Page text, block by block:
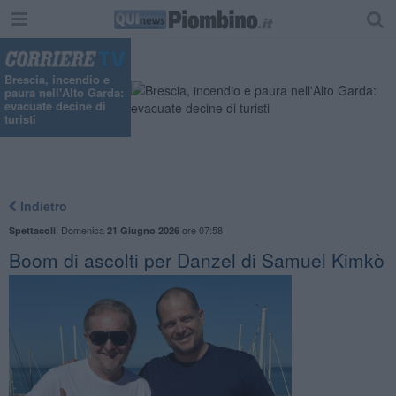
Brescia, incendio e
paura nell'Alto Garda:
evacuate decine di
turisti
Indietro
Spettacoli Domenica 21 Giugno 2026ore 07:58
Boom di ascolti per Danzel di Samuel Kimkò